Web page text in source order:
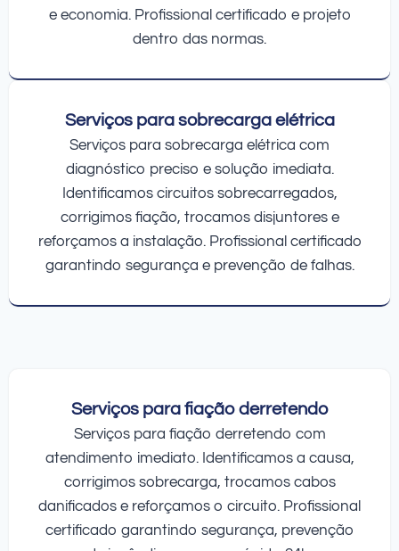
e economia. Profissional certificado e projeto
dentro das normas.
Serviços para sobrecarga elétrica
Serviços para sobrecarga elétrica com
diagnóstico preciso e solução imediata.
Identificamos circuitos sobrecarregados,
corrigimos fiação, trocamos disjuntores e
reforçamos a instalação. Profissional certificado
garantindo segurança e prevenção de falhas.
Serviços para fiação derretendo
Serviços para fiação derretendo com
atendimento imediato. Identificamos a causa,
corrigimos sobrecarga, trocamos cabos
danificados e reforçamos o circuito. Profissional
certificado garantindo segurança, prevenção